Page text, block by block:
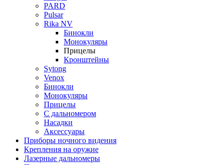
PARD
Pulsar
Rika NV
Бинокли
Монокуляры
Прицелы
Кронштейны
Sytong
Venox
Бинокли
Монокуляры
Прицелы
С дальномером
Насадки
Аксессуары
Приборы ночного видения
Крепления на оружие
Лазерные дальномеры